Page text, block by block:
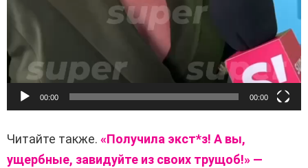
00:00 00:00
Читайте также. «Получила экст*з! А вы,
ущербные, завидуйте из своих трущоб!» —